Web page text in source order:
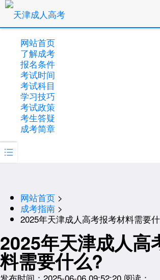
网站首页
了解成考
报名条件
考试时间
考试科目
学习技巧
考试政策
考生答疑
成考简章

网站首页 >
成考指南 >
2025年天津成人高考报考材料需要
2025年天津成人高
料需要什么?